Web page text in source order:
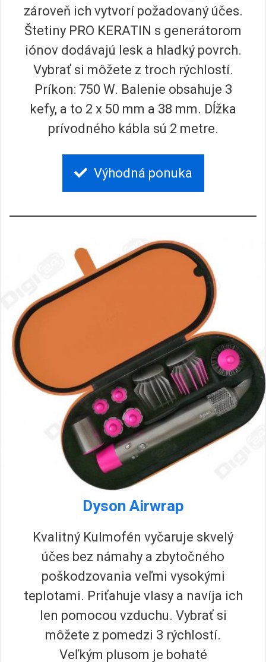
zároveň ich vytvorí požadovaný účes.
Štetiny PRO KERATIN s generátorom
iónov dodávajú lesk a hladký povrch.
Vybrať si môžete z troch rýchlostí.
Príkon: 750 W. Balenie obsahuje 3
kefy, a to 2 x 50 mm a 38 mm. Dĺžka
prívodného kábla sú 2 metre.
Výhodná ponuka
Dyson Airwrap
Kvalitný Kulmofén vyčaruje skvelý
účes bez námahy a zbytočného
poškodzovania veľmi vysokými
teplotami. Priťahuje vlasy a navíja ich
len pomocou vzduchu. Vybrať si
môžete z pomedzi 3 rýchlostí.
Veľkým plusom je bohaté